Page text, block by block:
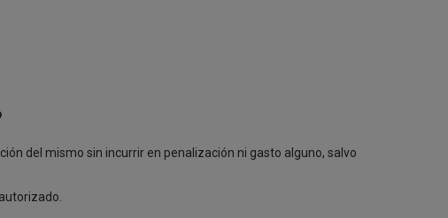
del mismo sin incurrir en penalización ni gasto alguno, salvo